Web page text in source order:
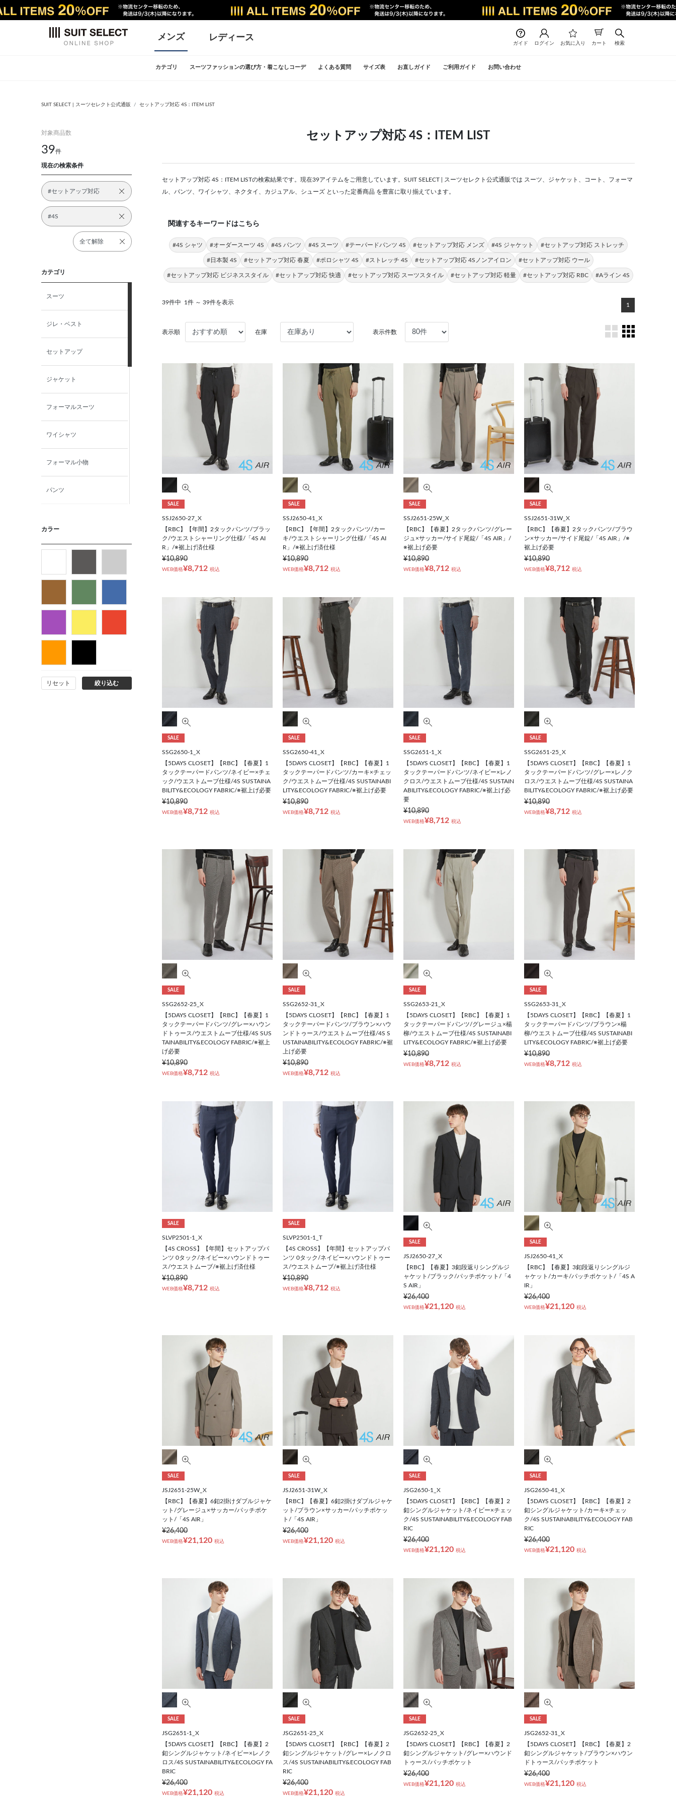
メンズ レディース
ガイド ログイン お気に入り カート 検索
カテゴリ スーツファッションの選び方・着こなしコーデ よくある質問 サイズ表 お直しガイド ご利用ガイド お問い合わせ
SUIT SELECT | スーツセレクト公式通販 セットアップ対応 4S：ITEM LIST
対象商品数
39件
現在の検索条件
#セットアップ対応
#4S
全て解除
カテゴリ
スーツ
ジレ・ベスト
セットアップ
ジャケット
フォーマルスーツ
ワイシャツ
フォーマル小物
パンツ
カジュアルシャツ
フォーマルタイ
バッグ
カラー
リセット 絞り込む
セットアップ対応 4S：ITEM LIST
セットアップ対応 4S：ITEM LISTの検索結果です。現在39アイテムをご用意しています。SUIT SELECT | スーツセレクト公式通販では スーツ、ジャケット、コート、フォーマ
ル、パンツ、ワイシャツ、ネクタイ、カジュアル、シューズ といった定番商品 を豊富に取り揃えています。
関連するキーワードはこちら
#4S シャツ #オーダースーツ 4S #4S パンツ #4S スーツ #テーパードパンツ 4S #セットアップ対応 メンズ #4S ジャケット #セットアップ対応 ストレッチ
#日本製 4S #セットアップ対応 春夏 #ポロシャツ 4S #ストレッチ 4S #セットアップ対応 4Sノンアイロン #セットアップ対応 ウール
#セットアップ対応 ビジネススタイル #セットアップ対応 快適 #セットアップ対応 スーツスタイル #セットアップ対応 軽量 #セットアップ対応 RBC #Aライン 4S
39件中 1件 ～ 39件を表示 1
表示順 在庫 表示件数
SALE
SSJ2650-27_X
【RBC】【年間】2タックパンツ/ブラッ
ク/ウエストシャーリング仕様/「4S AI
R」/※裾上げ済仕様
¥10,890
WEB価格¥8,712 税込
SALE
SSJ2650-41_X
【RBC】【年間】2タックパンツ/カー
キ/ウエストシャーリング仕様/「4S AI
R」/※裾上げ済仕様
¥10,890
WEB価格¥8,712 税込
SALE
SSJ2651-25W_X
【RBC】【春夏】2タックパンツ/グレー
ジュ×サッカー/サイド尾錠/「4S AIR」/
※裾上げ必要
¥10,890
WEB価格¥8,712 税込
SALE
SSJ2651-31W_X
【RBC】【春夏】2タックパンツ/ブラウ
ン×サッカー/サイド尾錠/「4S AIR」/※
裾上げ必要
¥10,890
WEB価格¥8,712 税込
SALE
SSG2650-1_X
【5DAYS CLOSET】【RBC】【春夏】1
タックテーパードパンツ/ネイビー×チェ
ック/ウエストムーブ仕様/4S SUSTAINA
BILITY&ECOLOGY FABRIC/※裾上げ必要
¥10,890
WEB価格¥8,712 税込
SALE
SSG2650-41_X
【5DAYS CLOSET】【RBC】【春夏】1
タックテーパードパンツ/カーキ×チェッ
ク/ウエストムーブ仕様/4S SUSTAINABI
LITY&ECOLOGY FABRIC/※裾上げ必要
¥10,890
WEB価格¥8,712 税込
SALE
SSG2651-1_X
【5DAYS CLOSET】【RBC】【春夏】1
タックテーパードパンツ/ネイビー×レノ
クロス/ウエストムーブ仕様/4S SUSTAIN
ABILITY&ECOLOGY FABRIC/※裾上げ必
要
¥10,890
WEB価格¥8,712 税込
SALE
SSG2651-25_X
【5DAYS CLOSET】【RBC】【春夏】1
タックテーパードパンツ/グレー×レノク
ロス/ウエストムーブ仕様/4S SUSTAINA
BILITY&ECOLOGY FABRIC/※裾上げ必要
¥10,890
WEB価格¥8,712 税込
SALE
SSG2652-25_X
【5DAYS CLOSET】【RBC】【春夏】1
タックテーパードパンツ/グレー×ハウン
ドトゥース/ウエストムーブ仕様/4S SUS
TAINABILITY&ECOLOGY FABRIC/※裾上
げ必要
¥10,890
WEB価格¥8,712 税込
SALE
SSG2652-31_X
【5DAYS CLOSET】【RBC】【春夏】1
タックテーパードパンツ/ブラウン×ハウ
ンドトゥース/ウエストムーブ仕様/4S S
USTAINABILITY&ECOLOGY FABRIC/※裾
上げ必要
¥10,890
WEB価格¥8,712 税込
SALE
SSG2653-21_X
【5DAYS CLOSET】【RBC】【春夏】1
タックテーパードパンツ/グレージュ×楊
柳/ウエストムーブ仕様/4S SUSTAINABI
LITY&ECOLOGY FABRIC/※裾上げ必要
¥10,890
WEB価格¥8,712 税込
SALE
SSG2653-31_X
【5DAYS CLOSET】【RBC】【春夏】1
タックテーパードパンツ/ブラウン×楊
柳/ウエストムーブ仕様/4S SUSTAINABI
LITY&ECOLOGY FABRIC/※裾上げ必要
¥10,890
WEB価格¥8,712 税込
SALE
SLVP2501-1_X
【4S CROSS】【年間】セットアップパ
ンツ 0タック/ネイビー×ハウンドトゥー
ス/ウエストムーブ/※裾上げ済仕様
¥10,890
WEB価格¥8,712 税込
SALE
SLVP2501-1_T
【4S CROSS】【年間】セットアップパ
ンツ 0タック/ネイビー×ハウンドトゥー
ス/ウエストムーブ/※裾上げ済仕様
¥10,890
WEB価格¥8,712 税込
SALE
JSJ2650-27_X
【RBC】【春夏】3釦段返りシングルジ
ャケット/ブラック/パッチポケット/「4
S AIR」
¥26,400
WEB価格¥21,120 税込
SALE
JSJ2650-41_X
【RBC】【春夏】3釦段返りシングルジ
ャケット/カーキ/パッチポケット/「4S A
IR」
¥26,400
WEB価格¥21,120 税込
SALE
JSJ2651-25W_X
【RBC】【春夏】6釦2掛けダブルジャケ
ット/グレージュ×サッカー/パッチポケ
ット/「4S AIR」
¥26,400
WEB価格¥21,120 税込
SALE
JSJ2651-31W_X
【RBC】【春夏】6釦2掛けダブルジャケ
ット/ブラウン×サッカー/パッチポケッ
ト/「4S AIR」
¥26,400
WEB価格¥21,120 税込
SALE
JSG2650-1_X
【5DAYS CLOSET】【RBC】【春夏】2
釦シングルジャケット/ネイビー×チェッ
ク/4S SUSTAINABILITY&ECOLOGY FAB
RIC
¥26,400
WEB価格¥21,120 税込
SALE
JSG2650-41_X
【5DAYS CLOSET】【RBC】【春夏】2
釦シングルジャケット/カーキ×チェッ
ク/4S SUSTAINABILITY&ECOLOGY FAB
RIC
¥26,400
WEB価格¥21,120 税込
SALE
JSG2651-1_X
【5DAYS CLOSET】【RBC】【春夏】2
釦シングルジャケット/ネイビー×レノク
ロス/4S SUSTAINABILITY&ECOLOGY FA
BRIC
¥26,400
WEB価格¥21,120 税込
SALE
JSG2651-25_X
【5DAYS CLOSET】【RBC】【春夏】2
釦シングルジャケット/グレー×レノクロ
ス/4S SUSTAINABILITY&ECOLOGY FAB
RIC
¥26,400
WEB価格¥21,120 税込
SALE
JSG2652-25_X
【5DAYS CLOSET】【RBC】【春夏】2
釦シングルジャケット/グレー×ハウンド
トゥース/パッチポケット
¥26,400
WEB価格¥21,120 税込
SALE
JSG2652-31_X
【5DAYS CLOSET】【RBC】【春夏】2
釦シングルジャケット/ブラウン×ハウン
ドトゥース/パッチポケット
¥26,400
WEB価格¥21,120 税込